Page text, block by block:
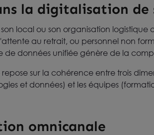
la digitalisation de
local ou son organisation logistique
au retrait, ou personnel non
de données unifiée génère de la
sur la cohérence entre trois
et données) et les équipes
omnicanale